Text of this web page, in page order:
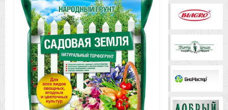
Бренды
Доставка
Оптовикам